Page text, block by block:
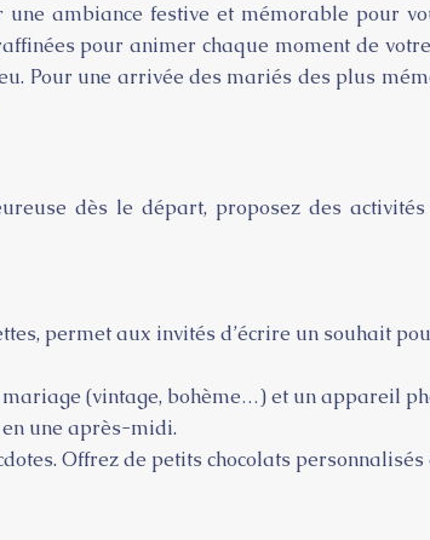
ambiance festive et mémorable pour
pour animer chaque moment de
Pour une arrivée des mariés des plus
dès le départ, proposez des
permet aux invités d’écrire un souhait
(vintage, bohème…) et un appareil
une après-midi.
Offrez de petits chocolats personnalisés